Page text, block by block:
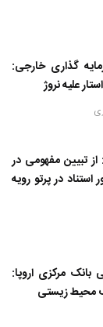
گذاری خارجی:
علیه نروژ
تبیین مفهومی در
در پرتو رویه
مرکزی اروپا:
محیط زیستی